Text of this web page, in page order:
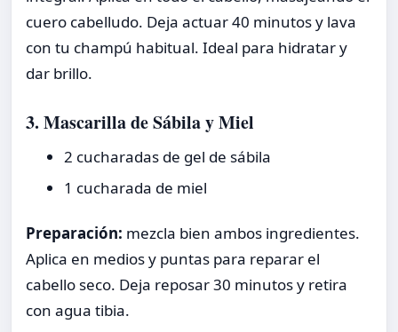
cuero cabelludo. Deja actuar 40 minutos y lava
con tu champú habitual. Ideal para hidratar y
dar brillo.
3. Mascarilla de Sábila y Miel
2 cucharadas de gel de sábila
1 cucharada de miel
Preparación: mezcla bien ambos ingredientes.
Aplica en medios y puntas para reparar el
cabello seco. Deja reposar 30 minutos y retira
con agua tibia.